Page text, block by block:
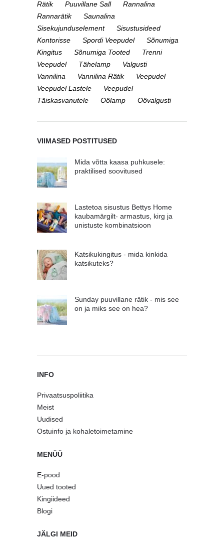
Rätik
Puuvillane Sall
Rannalina
Rannarätik
Saunalina
Sisekujunduselement
Sisustusideed
Kontorisse
Spordi Veepudel
Sõnumiga
Kingitus
Sõnumiga Tooted
Trenni
Veepudel
Tähelamp
Valgusti
Vannilina
Vannilina Rätik
Veepudel
Veepudel Lastele
Veepudel
Täiskasvanutele
Öölamp Öövalgusti
VIIMASED POSTITUSED
Mida võtta kaasa puhkusele:
praktilised soovitused
Lastetoa sisustus Bettys Home
kaubamärgilt- armastus, kirg ja
unistuste kombinatsioon
Katsikukingitus - mida kinkida
katsikuteks?
Sunday puuvillane rätik - mis see
on ja miks see on hea?
INFO
Privaatsuspoliitika
Meist
Uudised
Ostuinfo ja kohaletoimetamine
MENÜÜ
E-pood
Uued tooted
Kingiideed
Blogi
JÄLGI MEID